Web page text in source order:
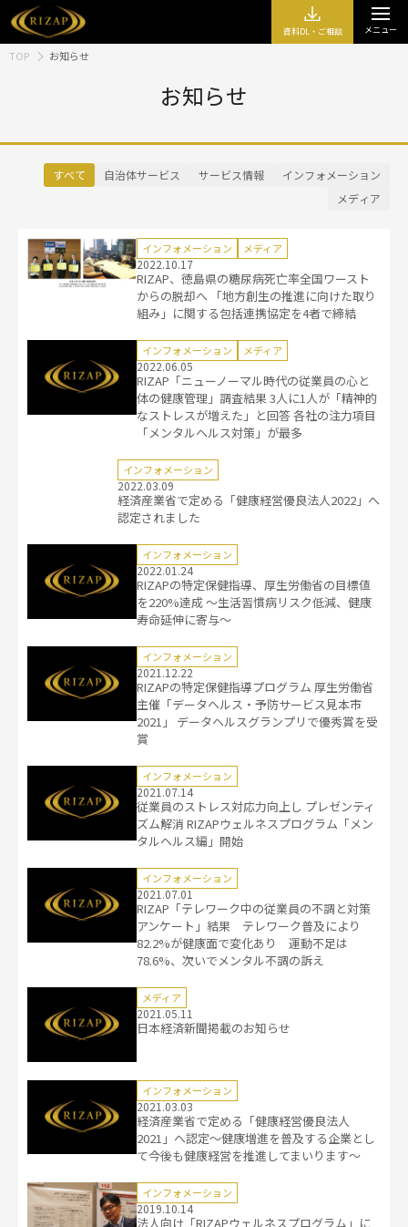
資料DL・ご相談 メニュー
TOP お知らせ
お知らせ
すべて 自治体サービス サービス情報
インフォメーション
メディア
インフォメーション メディア
2022.10.17
RIZAP、徳島県の糖尿病死亡率全国ワースト
からの脱却へ 「地方創生の推進に向けた取り
組み」に関する包括連携協定を4者で締結
インフォメーション メディア
2022.06.05
RIZAP「ニューノーマル時代の従業員の心と
体の健康管理」調査結果 3人に1人が「精神的
なストレスが増えた」と回答 各社の注力項目
「メンタルヘルス対策」が最多
インフォメーション
2022.03.09
経済産業省で定める「健康経営優良法人2022」へ
認定されました
インフォメーション
2022.01.24
RIZAPの特定保健指導、厚生労働省の目標値
を220%達成 ～生活習慣病リスク低減、健康
寿命延伸に寄与～
インフォメーション
2021.12.22
RIZAPの特定保健指導プログラム 厚生労働省
主催「データヘルス・予防サービス見本市
2021」 データヘルスグランプリで優秀賞を受
賞
インフォメーション
2021.07.14
従業員のストレス対応力向上し プレゼンティ
ズム解消 RIZAPウェルネスプログラム「メン
タルヘルス編」開始
インフォメーション
2021.07.01
RIZAP「テレワーク中の従業員の不調と対策
アンケート」結果 テレワーク普及により
82.2%が健康面で変化あり 運動不足は
78.6%、次いでメンタル不調の訴え
メディア
2021.05.11
日本経済新聞掲載のお知らせ
インフォメーション
2021.03.03
経済産業省で定める「健康経営優良法人
2021」へ認定～健康増進を普及する企業とし
て今後も健康経営を推進してまいります～
インフォメーション
2019.10.14
法人向け「RIZAPウェルネスプログラム」に